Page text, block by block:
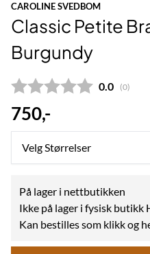
CAROLINE SVEDBOM
Classic Petite
Burgundy
0.0 (0)
750,-
Velg Størrelser
På lager i nettbutikken
Ikke på lager i fysisk butikk
Kan bestilles som klikk og